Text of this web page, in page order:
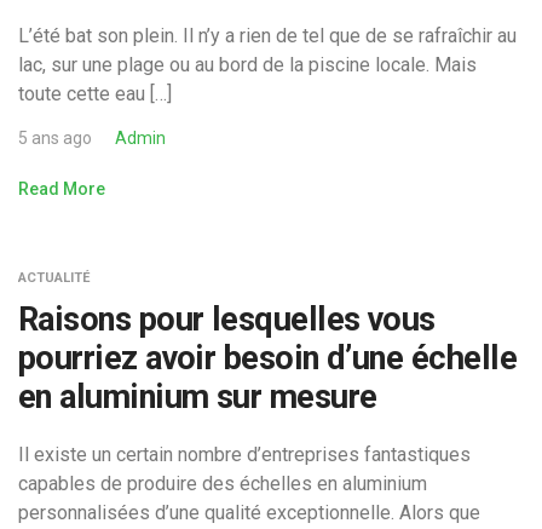
L’été bat son plein. Il n’y a rien de tel que de se rafraîchir au
lac, sur une plage ou au bord de la piscine locale. Mais
toute cette eau […]
5 ans ago Admin
Read More
ACTUALITÉ
Raisons pour lesquelles vous
pourriez avoir besoin d’une échelle
en aluminium sur mesure
Il existe un certain nombre d’entreprises fantastiques
capables de produire des échelles en aluminium
personnalisées d’une qualité exceptionnelle. Alors que